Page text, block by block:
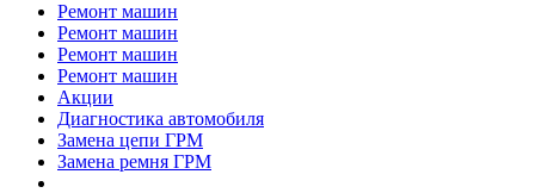
Ремонт машин
Ремонт машин
Ремонт машин
Ремонт машин
Акции
Диагностика автомобиля
Замена цепи ГРМ
Замена ремня ГРМ